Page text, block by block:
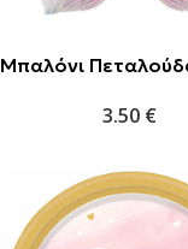
Μπαλόνι
3.50 €